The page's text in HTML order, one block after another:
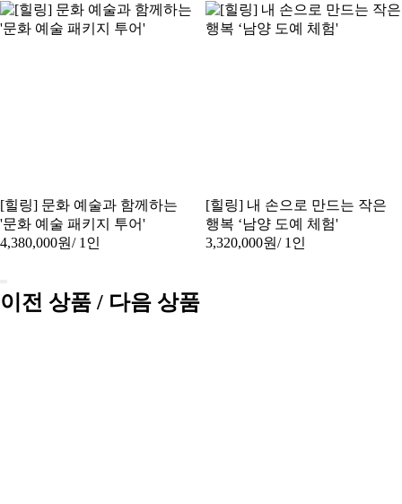
[힐링] 문화 예술과 함께하는
'문화 예술 패키지 투어'
4,380,000원/ 1인
[힐링] 내 손으로 만드는 작은
행복 ‘남양 도예 체험'
3,320,000원/ 1인
이전 상품 / 다음 상품